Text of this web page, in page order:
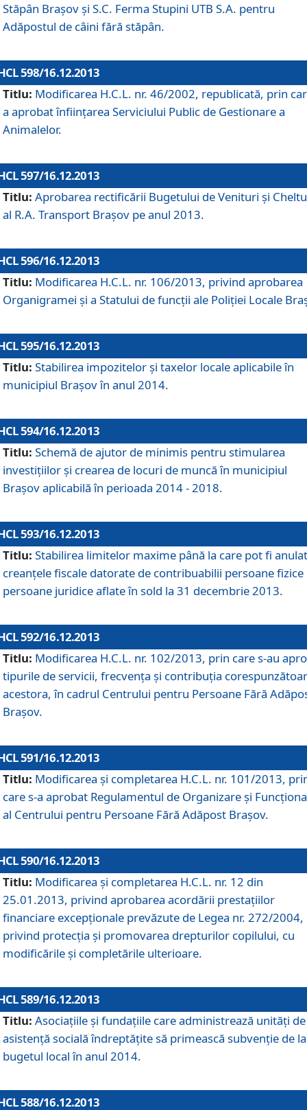
Stăpân Braşov şi S.C. Ferma Stupini UTB S.A. pentru
Adăpostul de câini fără stăpân.
598/16.12.2013
Titlu: Modificarea H.C.L. nr. 46/2002, republicată, prin
a aprobat înfiinţarea Serviciului Public de Gestionare a
Animalelor.
597/16.12.2013
Titlu: Aprobarea rectificării Bugetului de Venituri şi
al R.A. Transport Braşov pe anul 2013.
596/16.12.2013
Titlu: Modificarea H.C.L. nr. 106/2013, privind aprobarea
Organigramei şi a Statului de funcţii ale Poliţiei Locale
595/16.12.2013
Titlu: Stabilirea impozitelor şi taxelor locale aplicabile în
municipiul Braşov în anul 2014.
594/16.12.2013
Titlu: Schemă de ajutor de minimis pentru stimularea
investiţiilor şi crearea de locuri de muncă în municipiul
Braşov aplicabilă în perioada 2014 - 2018.
593/16.12.2013
Titlu: Stabilirea limitelor maxime până la care pot fi
creanţele fiscale datorate de contribuabilii persoane fizice
persoane juridice aflate în sold la 31 decembrie 2013.
592/16.12.2013
Titlu: Modificarea H.C.L. nr. 102/2013, prin care s-au
tipurile de servicii, frecvenţa şi contribuţia
acestora, în cadrul Centrului pentru Persoane Fără
Braşov.
591/16.12.2013
Titlu: Modificarea şi completarea H.C.L. nr. 101/2013,
care s-a aprobat Regulamentul de Organizare şi
al Centrului pentru Persoane Fără Adăpost Braşov.
590/16.12.2013
Titlu: Modificarea şi completarea H.C.L. nr. 12 din
25.01.2013, privind aprobarea acordării prestaţiilor
financiare excepţionale prevăzute de Legea nr. 272/2004,
privind protecţia şi promovarea drepturilor copilului, cu
modificările şi completările ulterioare.
589/16.12.2013
Titlu: Asociaţiile şi fundaţiile care administrează unităţi de
asistenţă socială îndreptăţite să primească subvenţie de la
bugetul local în anul 2014.
588/16.12.2013